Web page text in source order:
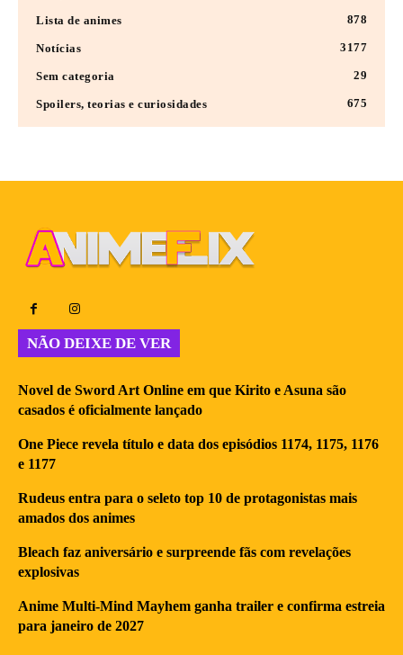
Lista de animes 878
Notícias 3177
Sem categoria 29
Spoilers, teorias e curiosidades 675
NÃO DEIXE DE VER
Novel de Sword Art Online em que Kirito e Asuna são
casados é oficialmente lançado
One Piece revela título e data dos episódios 1174, 1175, 1176
e 1177
Rudeus entra para o seleto top 10 de protagonistas mais
amados dos animes
Bleach faz aniversário e surpreende fãs com revelações
explosivas
Anime Multi-Mind Mayhem ganha trailer e confirma estreia
para janeiro de 2027